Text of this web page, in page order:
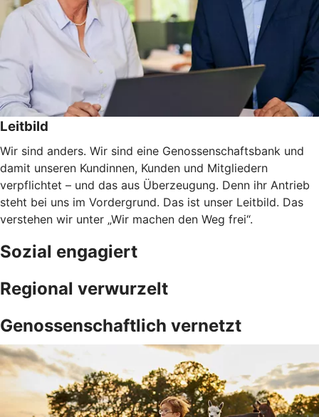
Leitbild
Wir sind anders. Wir sind eine Genossenschaftsbank und
damit unseren Kundinnen, Kunden und Mitgliedern
verpflichtet – und das aus Überzeugung. Denn ihr Antrieb
steht bei uns im Vordergrund. Das ist unser Leitbild. Das
verstehen wir unter „Wir machen den Weg frei“.
Sozial engagiert
Regional verwurzelt
Genossenschaftlich vernetzt